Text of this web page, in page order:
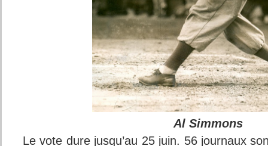
Al Simmons
Le vote dure jusqu’au 25 juin. 56 journaux